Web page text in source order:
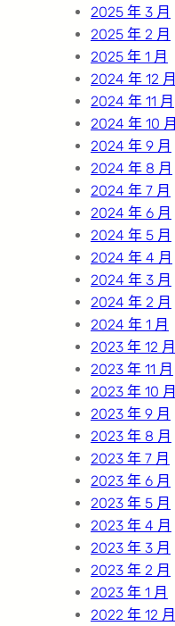
2025 年 3 月
2025 年 2 月
2025 年 1 月
2024 年 12 月
2024 年 11 月
2024 年 10 月
2024 年 9 月
2024 年 8 月
2024 年 7 月
2024 年 6 月
2024 年 5 月
2024 年 4 月
2024 年 3 月
2024 年 2 月
2024 年 1 月
2023 年 12 月
2023 年 11 月
2023 年 10 月
2023 年 9 月
2023 年 8 月
2023 年 7 月
2023 年 6 月
2023 年 5 月
2023 年 4 月
2023 年 3 月
2023 年 2 月
2023 年 1 月
2022 年 12 月